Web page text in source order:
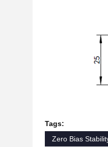
Tags:
Zero Bias